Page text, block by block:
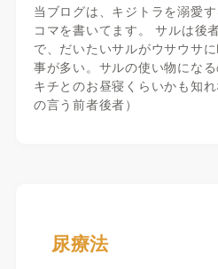
当ブログは、キジトラを溺愛
コマを書いてます。 サルは後
で、だいたいサルがウサウサ
事が多い。サルの使い物にな
キチとのお昼寝くらいかも知
の言う前者後者）
尿療法